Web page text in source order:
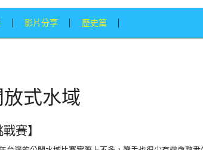
影片分享 歷史篇
式水域
賽】